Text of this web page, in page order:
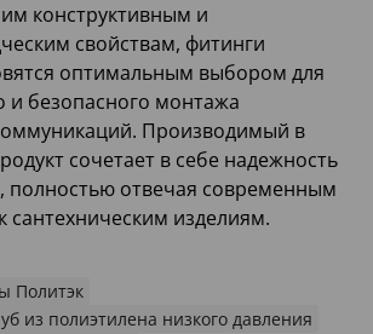
конструктивным и
свойствам, фитинги
оптимальным выбором для
и безопасного монтажа
Производимый в
сочетает в себе надежность
полностью отвечая современным
сантехническим изделиям.
Политэк
из полиэтилена низкого давления